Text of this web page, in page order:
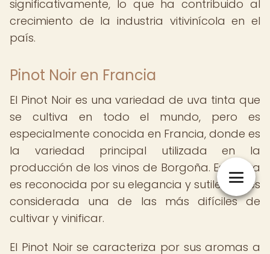
significativamente, lo que ha contribuido al
crecimiento de la industria vitivinícola en el
país.
Pinot Noir en Francia
El Pinot Noir es una variedad de uva tinta que
se cultiva en todo el mundo, pero es
especialmente conocida en Francia, donde es
la variedad principal utilizada en la
producción de los vinos de Borgoña. Esta uva
es reconocida por su elegancia y sutileza, y es
considerada una de las más difíciles de
cultivar y vinificar.
El Pinot Noir se caracteriza por sus aromas a